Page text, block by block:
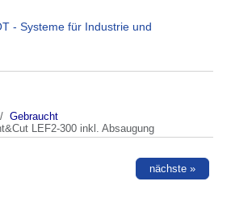
Gebraucht
LEF2-300 inkl. Absaugung
nächste »